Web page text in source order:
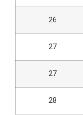
26
27
27
28